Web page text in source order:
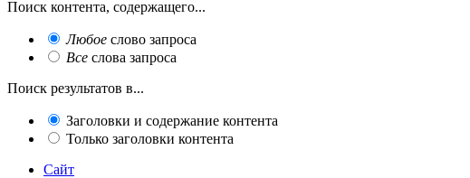
Поиск контента, содержащего...
Любое слово запроса
Все слова запроса
Поиск результатов в...
Заголовки и содержание контента
Только заголовки контента
Сайт